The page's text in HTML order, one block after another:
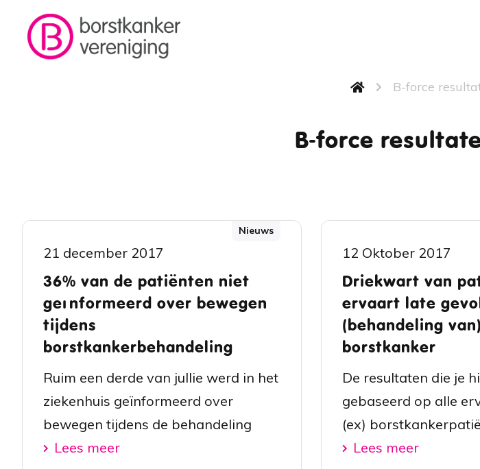
Overslaan en naar de inhoud gaan
B-force
B-force
Nieuws
21 december 2017
36% van de patiënten niet
geïnformeerd over bewegen
tijdens
borstkankerbehandeling
Ruim een derde van jullie werd in het
ziekenhuis geïnformeerd over
bewegen tijdens de behandeling
Lees meer
12 Oktober 2017
Driekwart van
ervaart late
(behandeling van)
borstkanker
De resultaten die je
gebaseerd op alle
(ex)
Lees meer